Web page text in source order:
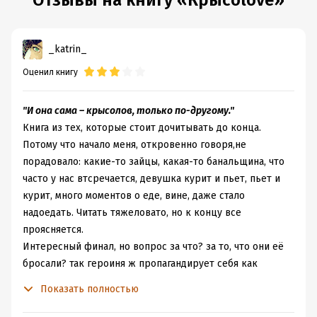
_katrin_
Оценил книгу
"И она сама – крысолов, только по-другому."
Книга из тех, которые стоит дочитывать до конца.
Потому что начало меня, откровенно говоря,не
порадовало: какие-то зайцы, какая-то банальщина, что
часто у нас втсречается, девушка курит и пьет, пьет и
курит, много моментов о еде, вине, даже стало
надоедать. Читать тяжеловато, но к концу все
проясняется.
Интересный финал, но вопрос за что? за то, что они её
бросали? так героиня ж пропагандирует себя как
Показать полностью